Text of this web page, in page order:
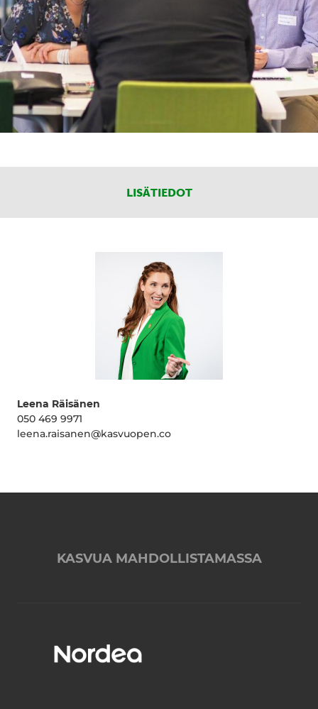
LISÄTIEDOT
Leena Räisänen
050 469 9971
leena.raisanen@kasvuopen.co
KASVUA MAHDOLLISTAMASSA